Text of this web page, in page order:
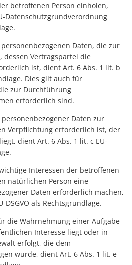
betroffenen Person einholen,
Datenschutzgrundverordnung
Daten, die zur
dessen Vertragspartei die
ist, dient Art. 6 Abs. 1 lit. b
Dies gilt auch für
zur Durchführung
erforderlich sind.
Daten zur
Verpflichtung erforderlich ist, der
dient Art. 6 Abs. 1 lit. c EU-
Interessen der betroffenen
natürlichen Person eine
Daten erforderlich machen,
als Rechtsgrundlage.
die Wahrnehmung einer Aufgabe
Interesse liegt oder in
erfolgt, die dem
wurde, dient Art. 6 Abs. 1 lit. e